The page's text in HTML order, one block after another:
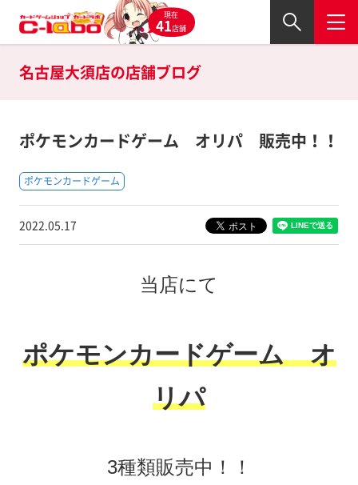
現在
41店舗
名古屋大須店の店舗ブログ
ポケモンカードゲーム オリパ 販売中！！
ポケモンカードゲーム
2022.05.17
当店にて
ポケモンカードゲーム オ
リパ
3種類販売中！！